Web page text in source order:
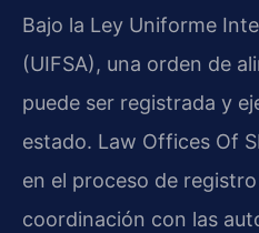
Bajo la Ley Uniforme
(UIFSA), una orden de
puede ser registrada y
estado. Law Offices Of
en el proceso de
coordinación con las